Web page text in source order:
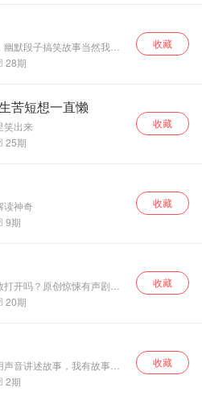
默段子搞笑故事当然我们
得订阅转发还有联系我哦。
28期
收藏
苦短想一直懒
笑出来
25期
收藏
读神奇
9期
收藏
开吗？原创惊悚有声剧
尖叫，就在此刻！ 她，
一件珍贵的旗袍。 送洗之
友竟然认不出自己……她，
始终坚守着誓言。她，来
1998年。 她，生于1925
不离，从未分开。答案，就
揭晓…
20期
收藏
音讲述故事，我有故事，
仔，我係阿Sam。
2期
收藏